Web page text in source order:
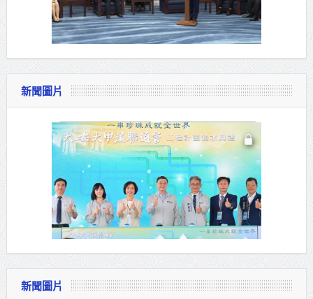
新聞圖片
新聞圖片